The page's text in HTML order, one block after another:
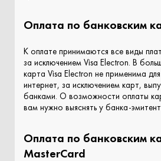
Оплата по банковским
К оплате принимаются все виды
за исключением Visa Electron. В
карта Visa Electron не применима
интернет, за исключением карт,
банками. О возможности оплаты
вам нужно выяснять у банка-
Оплата по банковским
MasterCard